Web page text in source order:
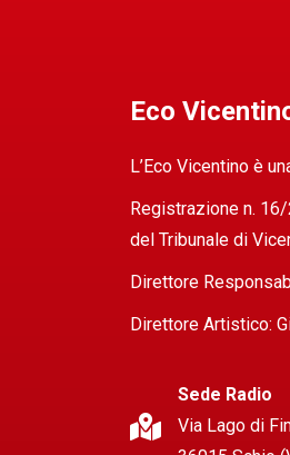
Eco
L’Eco Vicentino è
Registrazione n.
del Tribunale di
Direttore
Direttore Artistico:
Sede Radio
Via Lago di